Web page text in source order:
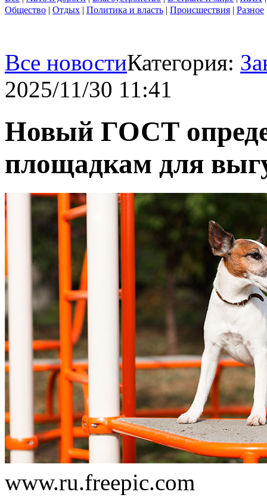
Общество | Отдых | Политика и власть | Происшествия | Разное
Все новостиКатегория:
2025/11/30 11:41
Новый ГОСТ
площадкам для
www.ru.freepic.com